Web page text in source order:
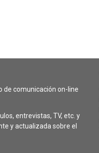
de comunicación on-line
entrevistas, TV, etc. y
y actualizada sobre el